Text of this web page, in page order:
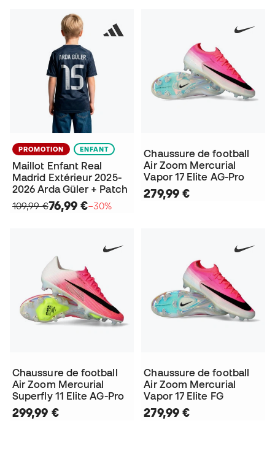
PROMOTION ENFANT
Maillot Enfant Real
Madrid Extérieur 2025-
2026 Arda Güler + Patch
109,99 €76,99 €−30%
Chaussure de football
Air Zoom Mercurial
Vapor 17 Elite AG-Pro
279,99 €
Chaussure de football
Air Zoom Mercurial
Superfly 11 Elite AG-Pro
299,99 €
Chaussure de football
Air Zoom Mercurial
Vapor 17 Elite FG
279,99 €